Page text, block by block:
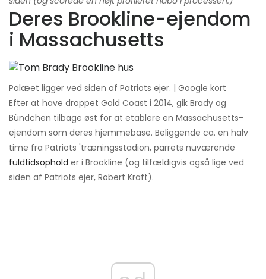
Deres Brookline-ejendom
i Massachusetts
Palæet ligger ved siden af ​​Patriots ejer. | Google kort
Efter at have droppet Gold Coast i 2014, gik Brady og
Bündchen tilbage øst for at etablere en Massachusetts-
ejendom som deres hjemmebase. Beliggende ca. en halv
time fra Patriots 'træningsstadion, parrets nuværende
fuldtidsophold er i Brookline (og tilfældigvis også lige ved
siden af ​​Patriots ejer, Robert Kraft).